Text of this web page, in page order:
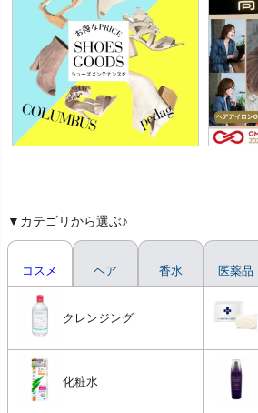
▼カテゴリから選ぶ♪
コスメ
クレンジング
化粧水
ヘア 香水 医薬品